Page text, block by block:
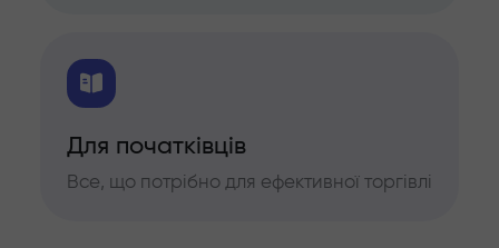
Для початківців
Все, що потрібно для ефективної торгівлі